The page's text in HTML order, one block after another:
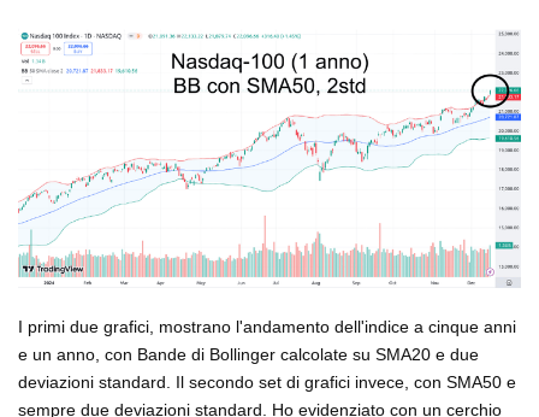
I primi due grafici, mostrano l'andamento dell'indice a cinque anni
e un anno, con Bande di Bollinger calcolate su SMA20 e due
deviazioni standard. Il secondo set di grafici invece, con SMA50 e
sempre due deviazioni standard. Ho evidenziato con un cerchio